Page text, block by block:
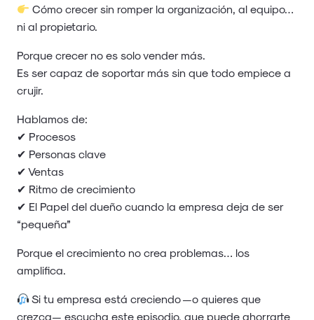
Cómo crecer sin romper la organización, al equipo…
ni al propietario.
Porque crecer no es solo vender más.
Es ser capaz de soportar más sin que todo empiece a
crujir.
Hablamos de:
✔ Procesos
✔ Personas clave
✔ Ventas
✔ Ritmo de crecimiento
✔ El Papel del dueño cuando la empresa deja de ser
“pequeña”
Porque el crecimiento no crea problemas… los
amplifica.
Si tu empresa está creciendo —o quieres que
crezca— escucha este episodio, que puede ahorrarte